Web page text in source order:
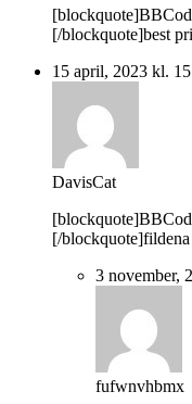
[/blockquote]best
15 april, 2023 kl.
DavisCat
[/
3 november,
fufwnvhbmx